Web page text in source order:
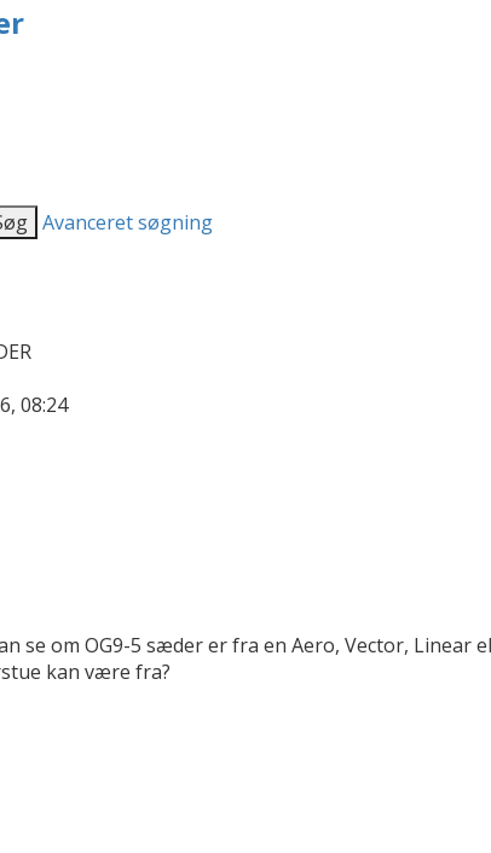
Avanceret søgning
08:24
se om OG9-5 sæder er fra en Aero, Vector, Linear
kan være fra?